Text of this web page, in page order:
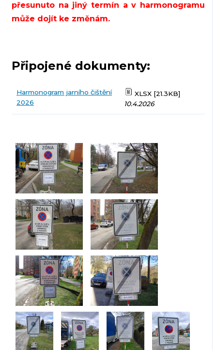
přesunuto na jiný termín a v harmonogramu
může dojít ke změnám.
Připojené dokumenty:
Harmonogram jarního čištění
2026
XLSX [21.3KB]
10.4.2026